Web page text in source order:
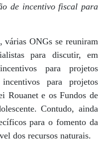
de incentivo fiscal para
várias ONGs se reuniram
para discutir, em
para projetos
para projetos
Rouanet e os Fundos de
Contudo, ainda
para o fomento da
dos recursos naturais.